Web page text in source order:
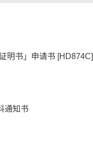
明书」申请书 [HD874C]
通知书